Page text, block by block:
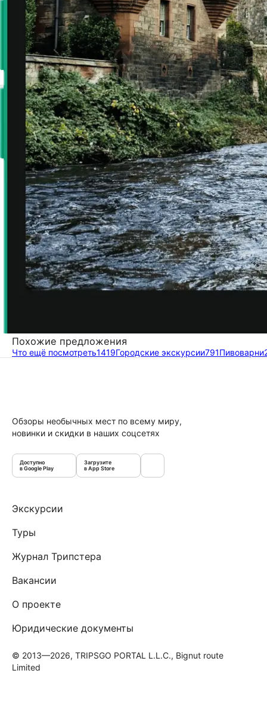
Похожие предложения
Что ещё посмотреть1419Городские экскурсии791Пивоварни
Обзоры необычных мест по всему миру,
новинки и скидки в наших соцсетях
Доступно
в Google Play
Загрузите
в App Store
Экскурсии
Туры
Журнал Трипстера
Вакансии
О проекте
Юридические документы
© 2013—2026, TRIPSGO PORTAL L.L.C., Bignut route
Limited